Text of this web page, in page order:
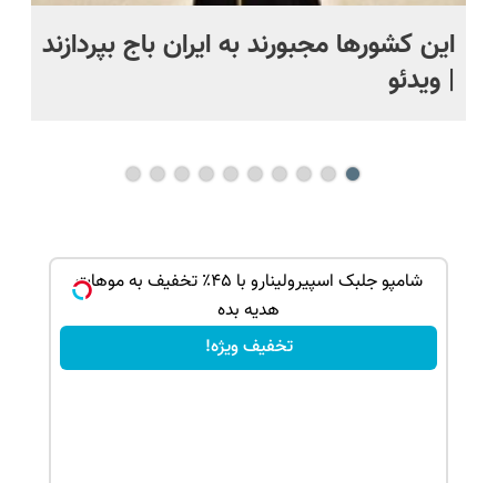
این کشورها مجبورند به ایران باج بپردازند
| ویدئو
شامپو جلبک اسپیرولینارو با ۴۵٪ تخفیف به موهات
هدیه بده
تخفیف ویژه!